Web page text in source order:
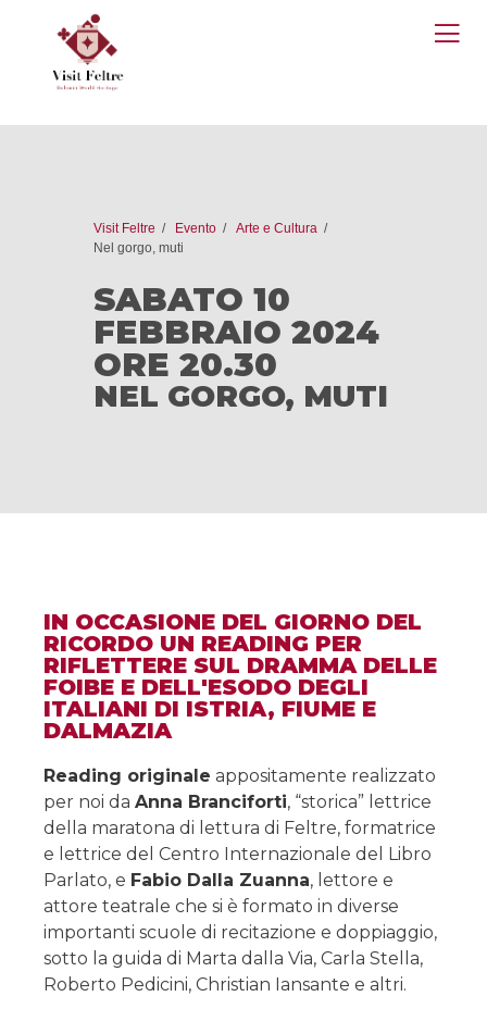
Visit Feltre Evento
Arte e Cultura
Nel gorgo, muti
SABATO 10
FEBBRAIO 2024
ORE 20.30
NEL GORGO, MUTI
IN OCCASIONE DEL GIORNO DEL
RICORDO UN READING PER
RIFLETTERE SUL DRAMMA DELLE
FOIBE E DELL'ESODO DEGLI
ITALIANI DI ISTRIA, FIUME E
DALMAZIA
Reading originale appositamente realizzato
per noi da Anna Branciforti, “storica” lettrice
della maratona di lettura di Feltre, formatrice
e lettrice del Centro Internazionale del Libro
Parlato, e Fabio Dalla Zuanna, lettore e
attore teatrale che si è formato in diverse
importanti scuole di recitazione e doppiaggio,
sotto la guida di Marta dalla Via, Carla Stella,
Roberto Pedicini, Christian Iansante e altri.